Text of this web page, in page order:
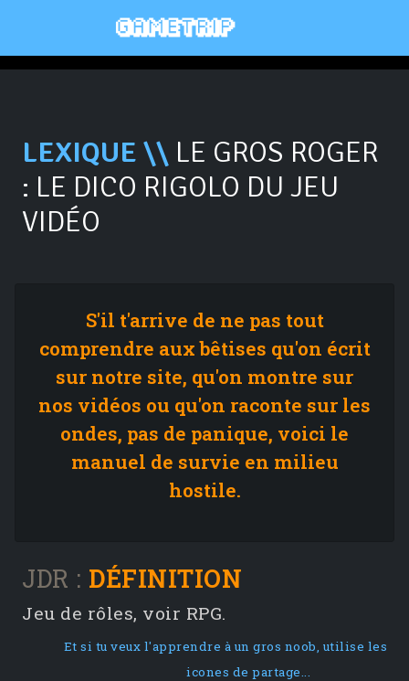
LEXIQUE \\ LE GROS ROGER
: LE DICO RIGOLO DU JEU
VIDÉO
S'il t'arrive de ne pas tout
comprendre aux bêtises qu'on écrit
sur notre site, qu'on montre sur
nos vidéos ou qu'on raconte sur les
ondes, pas de panique, voici le
manuel de survie en milieu
hostile.
JDR : DÉFINITION
Jeu de rôles, voir RPG.
Et si tu veux l'apprendre à un gros noob, utilise les
icones de partage...